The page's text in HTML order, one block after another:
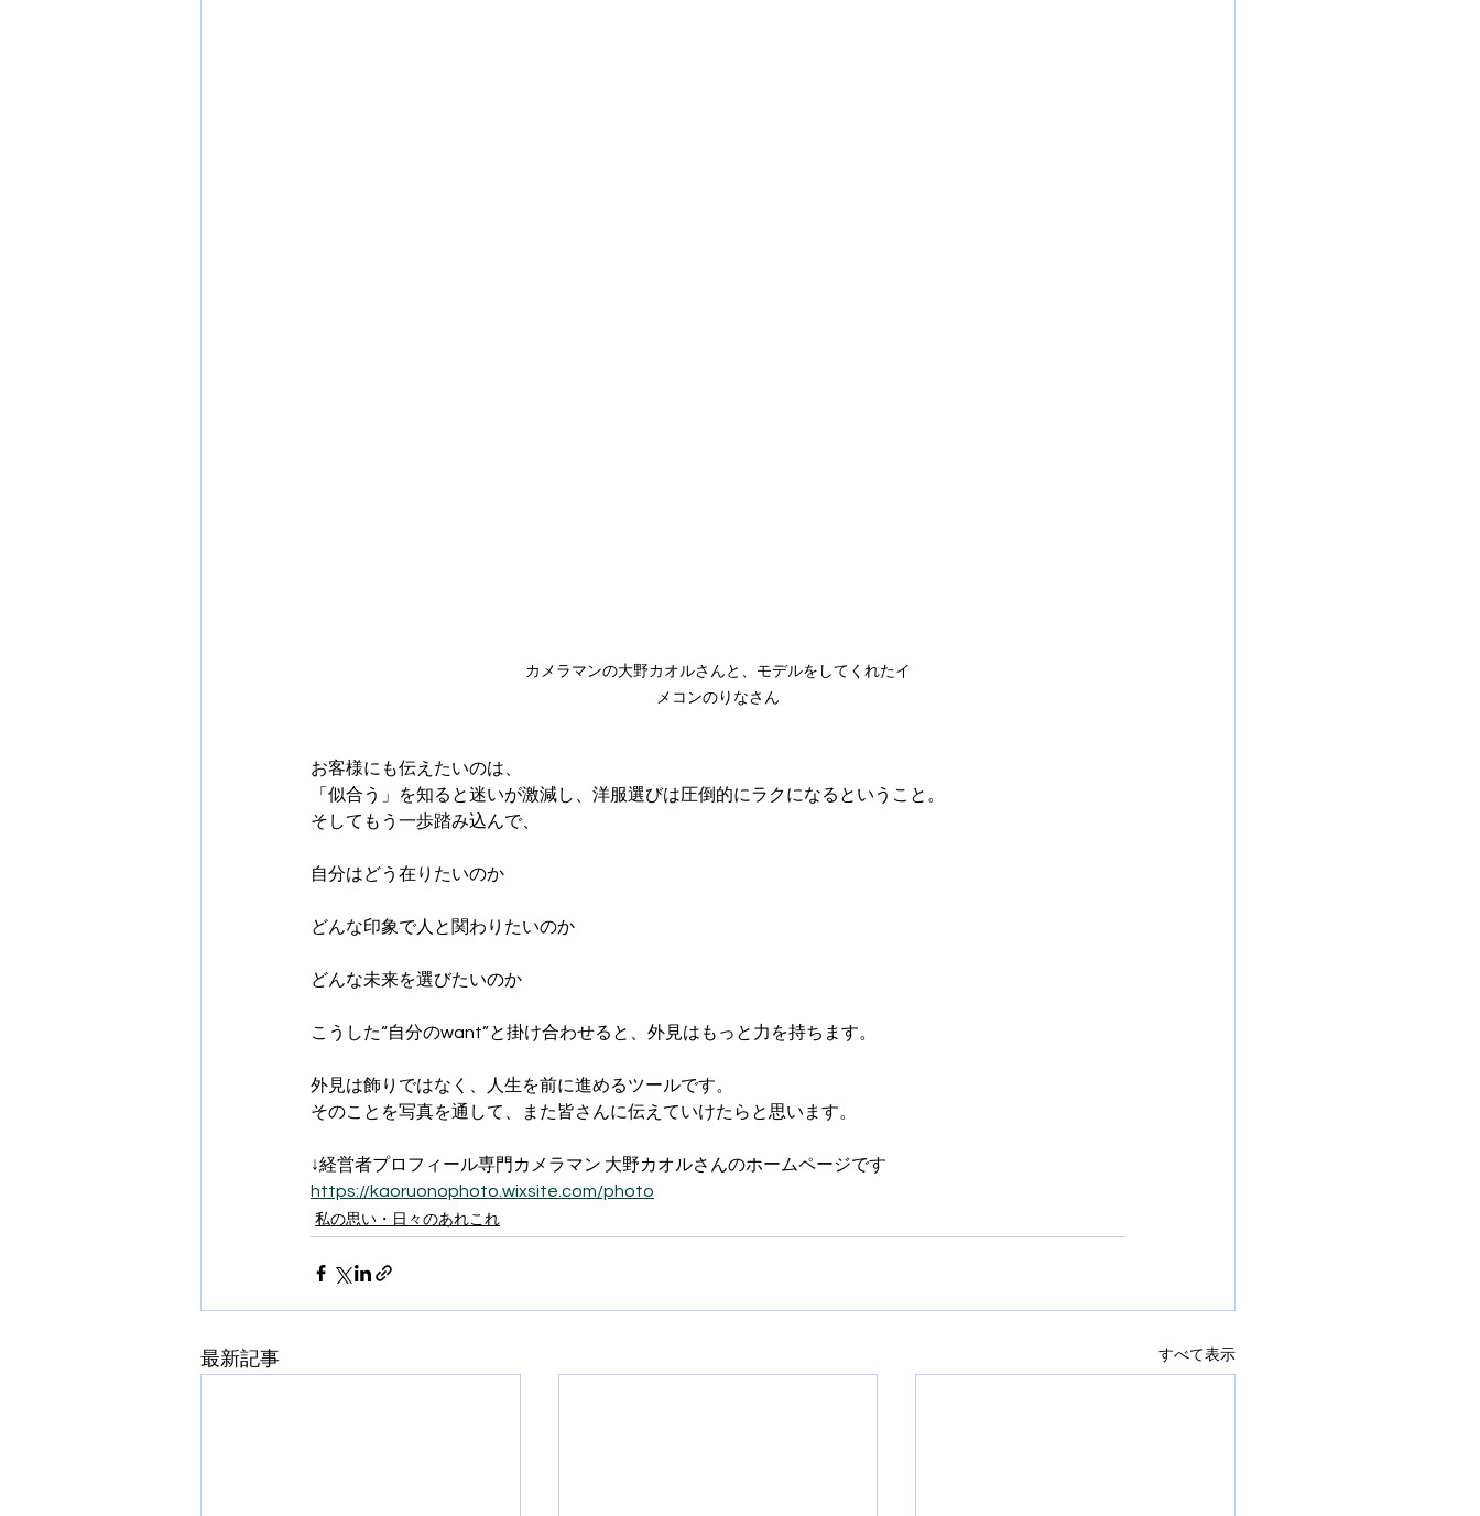
カメラマンの大野カオルさんと、モデルをしてくれたイ
メコンのりなさん
お客様にも伝えたいのは、
「似合う」を知ると迷いが激減し、洋服選びは圧倒的にラクになるということ。
そしてもう一歩踏み込んで、
自分はどう在りたいのか
どんな印象で人と関わりたいのか
どんな未来を選びたいのか
こうした“自分のwant”と掛け合わせると、外見はもっと力を持ちます。
外見は飾りではなく、人生を前に進めるツールです。
そのことを写真を通して、また皆さんに伝えていけたらと思います。
↓経営者プロフィール専門カメラマン 大野カオルさんのホームページです
https://kaoruonophoto.wixsite.com/photo
私の思い・日々のあれこれ
最新記事 すべて表示